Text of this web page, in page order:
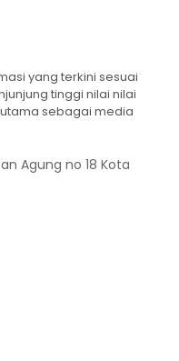
yang terkini sesuai
tinggi nilai nilai
sebagai media
Agung no 18 Kota